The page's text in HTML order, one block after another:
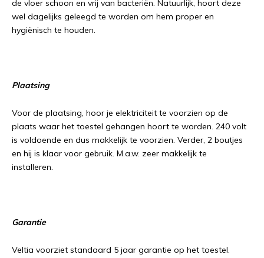
de vloer schoon en vrij van bacteriën. Natuurlijk, hoort deze
wel dagelijks geleegd te worden om hem proper en
hygiënisch te houden.
Plaatsing
Voor de plaatsing, hoor je elektriciteit te voorzien op de
plaats waar het toestel gehangen hoort te worden. 240 volt
is voldoende en dus makkelijk te voorzien. Verder, 2 boutjes
en hij is klaar voor gebruik. M.a.w. zeer makkelijk te
installeren.
Garantie
Veltia voorziet standaard 5 jaar garantie op het toestel.